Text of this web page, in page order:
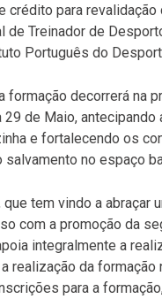
crédito para revalidação
de Treinador de
Português do
formação decorrerá na
29 de Maio, antecipando
e fortalecendo os
no espaço
que tem vindo a abraçar
com a promoção da
integralmente a
realização da formação
para a